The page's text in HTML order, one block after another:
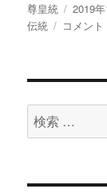
投
稿
尊皇統
投
稿
2019
伝統
シ
と
位
継
コメント
検
索
象: